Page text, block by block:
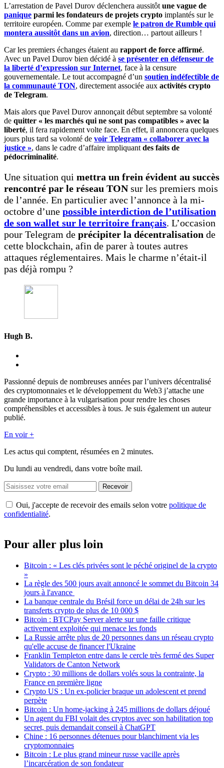
L’arrestation de Pavel Durov déclenchera aussitôtune vague de
panique parmi les fondateurs de projets crypto implantés sur le
territoire européen. Comme par exemple le patron de Rumble qui
montera aussitôt dans un avion, direction… partout ailleurs !
Car les premiers échanges étaient au rapport de force affirmé.
Avec un Pavel Durov bien décidé à se présenter en défenseur de
la liberté d’expression sur Internet, face à la censure
gouvernementale. Le tout accompagné d’un soutien indéfectible de
la communauté TON, directement associée aux activités crypto
de Telegram.
Mais alors que Pavel Durov annonçait début septembre sa volonté
de quitter « les marchés qui ne sont pas compatibles » avec la
liberté, il fera rapidement volte face. En effet, il annoncera quelques
jours plus tard sa volonté de voir Telegram « collaborer avec la
justice », dans le cadre d’affaire impliquantdes faits de
pédocriminalité.
Une situation qui mettra un frein évident au succès
rencontré par le réseau TONsur les premiers mois
de l’année. En particulier avec l’annonce à la mi-
octobre d’une possible interdiction de l’utilisation
de son wallet sur le territoire français. L’occasion
pour Telegram de précipiter la décentralisation de
cette blockchain, afin de parer à toutes autres
attaques réglementaires. Mais le charme n’était-il
pas déjà rompu ?
Hugh B.
Passionné depuis de nombreuses années par l’univers décentralisé
des cryptomonnaies et le développement du Web3 j’attache une
grande importance à la vulgarisation pour rendre les choses
compréhensibles et accessibles à tous. Je suis également un auteur
publié.
En voir +
Les actus qui comptent, résumées en 2 minutes.
Du lundi au vendredi, dans votre boîte mail.
Recevoir
Oui, j'accepte de recevoir des emails selon votre politique de
confidentialité.
Pour aller plus loin
Bitcoin : « Les clés privées sont le péché originel de la crypto
»
La règle des 500 jours avait annoncé le sommet du Bitcoin 34
jours à l'avance
La banque centrale du Brésil force un délai de 24h sur les
transferts crypto de plus de 10 000 $
Bitcoin : BTCPay Server alerte sur une faille critique
activement exploitée qui menace les fonds
La Russie arrête plus de 20 personnes dans un réseau crypto
qu'elle accuse de financer l'Ukraine
Franklin Templeton entre dans le cercle très fermé des Super
Validators de Canton Network
Crypto : 30 millions de dollars volés sous la contrainte, la
France en première ligne
Crypto US : Un ex-policier braque un adolescent et prend
perpète
Bitcoin : Un home-jacking à 245 millions de dollars déjoué
Un agent du FBI volait des cryptos avec son habilitation top
secret, puis demandait conseil à ChatGPT
Chine : 16 personnes détenues pour blanchiment via les
cryptomonnaies
Bitcoin : Le plus grand mineur russe vacille après
l’incarcération de son fondateur